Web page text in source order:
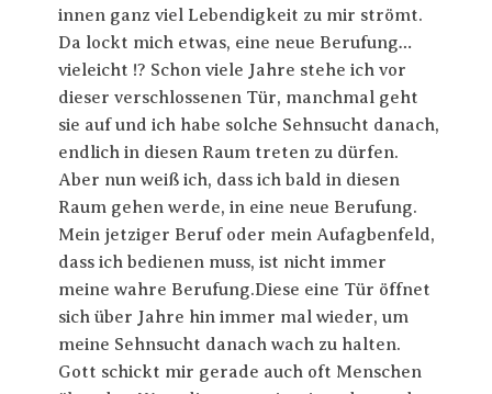
innen ganz viel Lebendigkeit zu mir strömt.
Da lockt mich etwas, eine neue Berufung…
vieleicht !? Schon viele Jahre stehe ich vor
dieser verschlossenen Tür, manchmal geht
sie auf und ich habe solche Sehnsucht danach,
endlich in diesen Raum treten zu dürfen.
Aber nun weiß ich, dass ich bald in diesen
Raum gehen werde, in eine neue Berufung.
Mein jetziger Beruf oder mein Aufagbenfeld,
dass ich bedienen muss, ist nicht immer
meine wahre Berufung.Diese eine Tür öffnet
sich über Jahre hin immer mal wieder, um
meine Sehnsucht danach wach zu halten.
Gott schickt mir gerade auch oft Menschen